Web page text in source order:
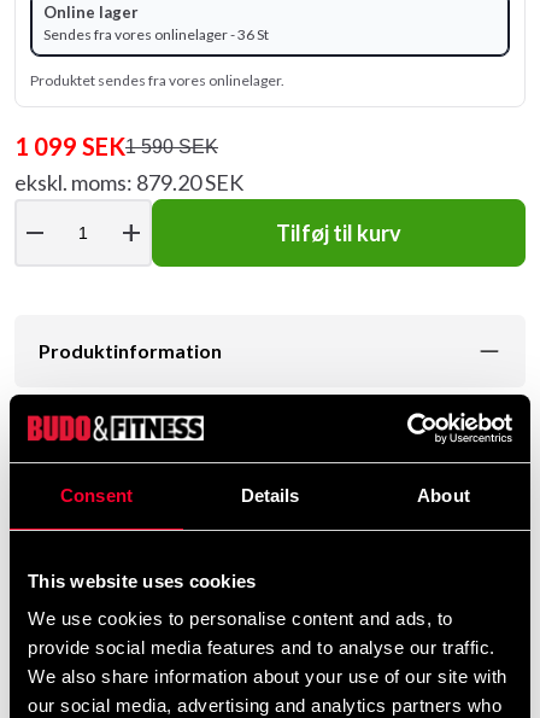
Consent Details About
This website uses cookies
We use cookies to personalise content and ads, to
provide social media features and to analyse our traffic.
We also share information about your use of our site with
our social media, advertising and analytics partners who
Online lager
Sendes fra vores onlinelager - 36 St
Produktet sendes fra vores onlinelager.
1 099 SEK1 590 SEK
ekskl. moms: 879.20 SEK
remove add Tilføj til kurv
Produktinformation
Budo-Nord Fight Gear Punchbag er en rigtig god
affjedring Stopper tekstilspild. Fastgørelsespunkt
under sækken giver dig mulighed for at fastgøre
gummislange (fx i en større vægtskive) og giver helt
andre egenskaber Størrelsen på denne sæk er 90 x
30 centimeter og en vægt på omkring 19 kg.